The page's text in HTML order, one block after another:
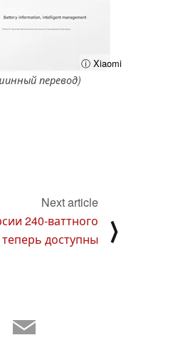
ⓘ Xiaomi
перевод)
Next article
240-ваттного
теперь доступны
⟩